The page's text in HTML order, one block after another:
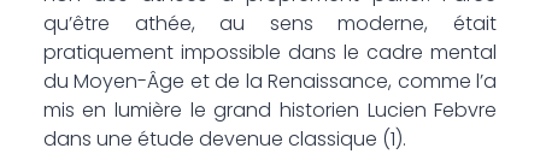
qu’être athée, au sens moderne, était
pratiquement impossible dans le cadre mental
du Moyen-Âge et de la Renaissance, comme l’a
mis en lumière le grand historien Lucien Febvre
dans une étude devenue classique (1).